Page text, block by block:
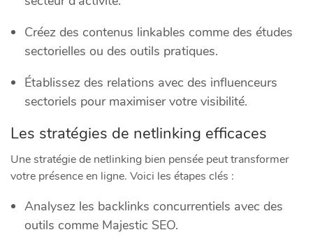
Créez des contenus linkables comme des études
sectorielles ou des outils pratiques.
Établissez des relations avec des influenceurs
sectoriels pour maximiser votre visibilité.
Les stratégies de netlinking efficaces
Une stratégie de netlinking bien pensée peut transformer
votre présence en ligne. Voici les étapes clés :
Analysez les backlinks concurrentiels avec des
outils comme Majestic SEO.